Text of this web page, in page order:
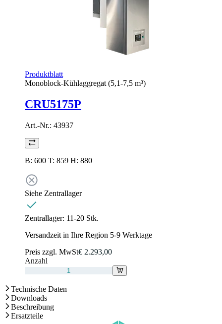
Produktblatt
Monoblock-Kühlaggregat (5,1-7,5 m³)
CRU5175P
Art.-Nr.: 43937
B: 600 T: 859 H: 880
Siehe Zentrallager
Zentrallager: 11-20 Stk.
Versandzeit in Ihre Region 5-9 Werktage
Preis zzgl. MwSt€ 2.293,00
Anzahl
Technische Daten
Downloads
Beschreibung
Ersatzteile